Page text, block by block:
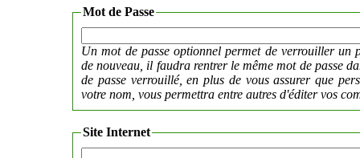
Mot de Passe
Un mot de passe optionnel permet de verrouiller un
de nouveau, il faudra rentrer le même mot de passe
de passe verrouillé, en plus de vous assurer que
votre nom, vous permettra entre autres d'éditer vos
Site Internet